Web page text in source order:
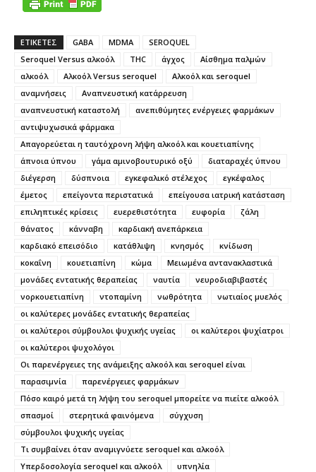
ΕΤΙΚΕΤΕΣ GABA MDMA
SEROQUEL
Seroquel Versus αλκοόλ
THC άγχος
Αίσθημα παλμών
αλκοόλ
Αλκοόλ Versus seroquel
Αλκοόλ και seroquel
αναμνήσεις
Αναπνευστική κατάρρευση
αναπνευστική καταστολή
ανεπιθύμητες ενέργειες φαρμάκων
αντιψυχωσικά φάρμακα
Απαγορεύεται η ταυτόχρονη λήψη αλκοόλ και κουετιαπίνης
άπνοια ύπνου
γάμα αμινοβουτυρικό οξύ
διαταραχές ύπνου
διέγερση
δύσπνοια εγκεφαλικό στέλεχος
εγκέφαλος
έμετος
επείγοντα περιστατικά
επείγουσα ιατρική κατάσταση
επιληπτικές κρίσεις
ευερεθιστότητα ευφορία
ζάλη
θάνατος
κάνναβη
καρδιακή ανεπάρκεια
καρδιακό επεισόδιο
κατάθλιψη κνησμός
κνίδωση
κοκαΐνη
κουετιαπίνη κώμα
Μειωμένα αντανακλαστικά
μονάδες εντατικής θεραπείας
ναυτία
νευροδιαβιβαστές
νορκουετιαπίνη
ντοπαμίνη νωθρότητα
νωτιαίος μυελός
οι καλύτερες μονάδες εντατικής θεραπείας
οι καλύτεροι σύμβουλοι ψυχικής υγείας
οι καλύτεροι ψυχίατροι
οι καλύτεροι ψυχολόγοι
Οι παρενέργειες της ανάμειξης αλκοόλ και seroquel είναι
παρασιμνία
παρενέργειες φαρμάκων
Πόσο καιρό μετά τη λήψη του seroquel μπορείτε να πιείτε αλκοόλ
σπασμοί
στερητικά φαινόμενα
σύγχυση
σύμβουλοι ψυχικής υγείας
Τι συμβαίνει όταν αναμιγνύετε seroquel και αλκοόλ
Υπερδοσολογία seroquel και αλκοόλ
υπνηλία